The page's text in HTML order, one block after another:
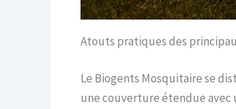
Atouts pratiques des
Le Biogents Mosquitaire se
une couverture étendue avec